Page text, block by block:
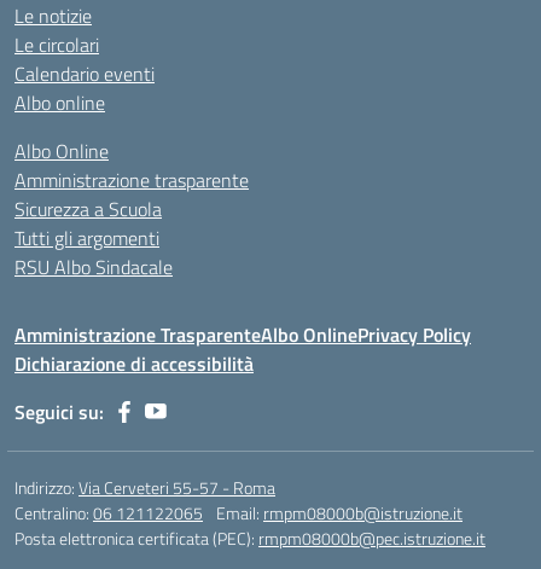
Le notizie
Le circolari
Calendario eventi
Albo online
Albo Online
Amministrazione trasparente
Sicurezza a Scuola
Tutti gli argomenti
RSU Albo Sindacale
Amministrazione TrasparenteAlbo OnlinePrivacy Policy
Dichiarazione di accessibilità
Seguici su:
Indirizzo:Via Cerveteri 55-57 - Roma
Centralino:06 121122065 Email: rmpm08000b@istruzione.it
Posta elettronica certificata (PEC): rmpm08000b@pec.istruzione.it